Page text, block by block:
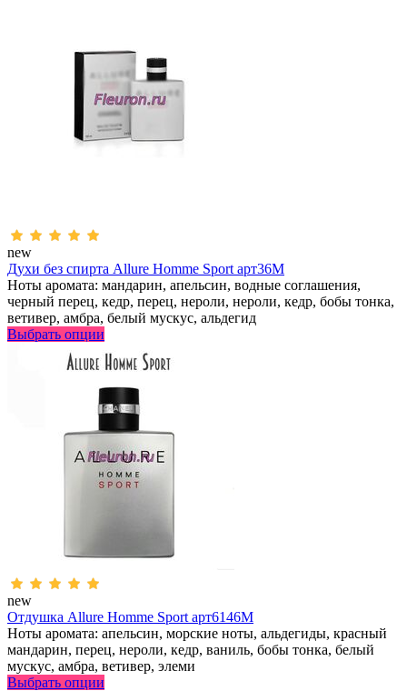
new
Духи без спирта Allure Homme Sport арт36M
Ноты аромата: мандарин, апельсин, водные соглашения,
черный перец, кедр, перец, нероли, нероли, кедр, бобы тонка,
ветивер, амбра, белый мускус, альдегид
Выбрать опции
new
Отдушка Allure Homme Sport арт6146M
Ноты аромата: апельсин, морские ноты, альдегиды, красный
мандарин, перец, нероли, кедр, ваниль, бобы тонка, белый
мускус, амбра, ветивер, элеми
Выбрать опции